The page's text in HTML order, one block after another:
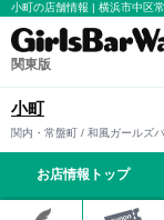
小町の店舗情報 | 横浜市中区
関東版
小町
関内・常盤町 / 和風ガールズ
お店情報トップ